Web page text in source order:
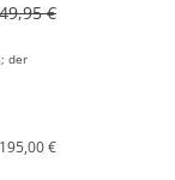
€
der
195,00 €